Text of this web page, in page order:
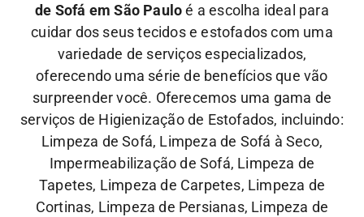
de Sofá em São Pauloé a escolha ideal para
cuidar dos seus tecidos e estofados com uma
variedade de serviços especializados,
oferecendo uma série de benefícios que vão
surpreender você. Oferecemos uma gama de
serviços de Higienização de Estofados, incluindo:
Limpeza de Sofá, Limpeza de Sofá à Seco,
Impermeabilização de Sofá, Limpeza de
Tapetes, Limpeza de Carpetes, Limpeza de
Cortinas, Limpeza de Persianas, Limpeza de